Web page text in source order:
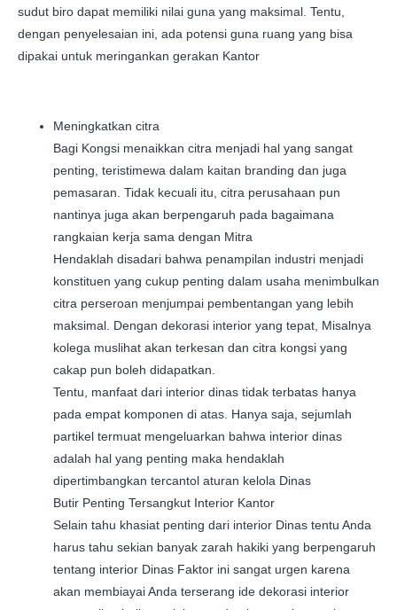
sudut biro dapat memiliki nilai guna yang maksimal. Tentu,
dengan penyelesaian ini, ada potensi guna ruang yang bisa
dipakai untuk meringankan gerakan Kantor
Meningkatkan citra
Bagi Kongsi menaikkan citra menjadi hal yang sangat
penting, teristimewa dalam kaitan branding dan juga
pemasaran. Tidak kecuali itu, citra perusahaan pun
nantinya juga akan berpengaruh pada bagaimana
rangkaian kerja sama dengan Mitra
Hendaklah disadari bahwa penampilan industri menjadi
konstituen yang cukup penting dalam usaha menimbulkan
citra perseroan menjumpai pembentangan yang lebih
maksimal. Dengan dekorasi interior yang tepat, Misalnya
kolega muslihat akan terkesan dan citra kongsi yang
cakap pun boleh didapatkan.
Tentu, manfaat dari interior dinas tidak terbatas hanya
pada empat komponen di atas. Hanya saja, sejumlah
partikel termuat mengeluarkan bahwa interior dinas
adalah hal yang penting maka hendaklah
dipertimbangkan tercantol aturan kelola Dinas
Butir Penting Tersangkut Interior Kantor
Selain tahu khasiat penting dari interior Dinas tentu Anda
harus tahu sekian banyak zarah hakiki yang berpengaruh
tentang interior Dinas Faktor ini sangat urgen karena
akan membiayai Anda terserang ide dekorasi interior